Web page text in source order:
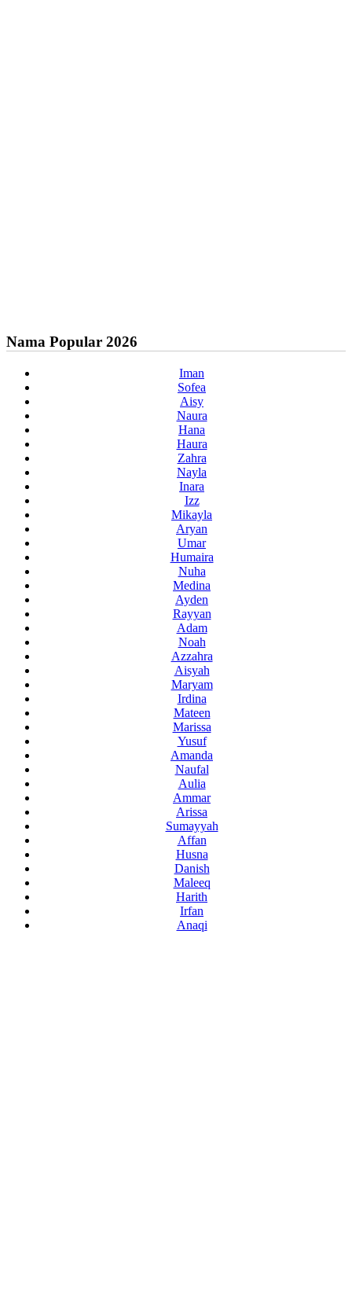
Nama Popular 2026
Iman
Sofea
Aisy
Naura
Hana
Haura
Zahra
Nayla
Inara
Izz
Mikayla
Aryan
Umar
Humaira
Nuha
Medina
Ayden
Rayyan
Adam
Noah
Azzahra
Aisyah
Maryam
Irdina
Mateen
Marissa
Yusuf
Amanda
Naufal
Aulia
Ammar
Arissa
Sumayyah
Affan
Husna
Danish
Maleeq
Harith
Irfan
Anaqi